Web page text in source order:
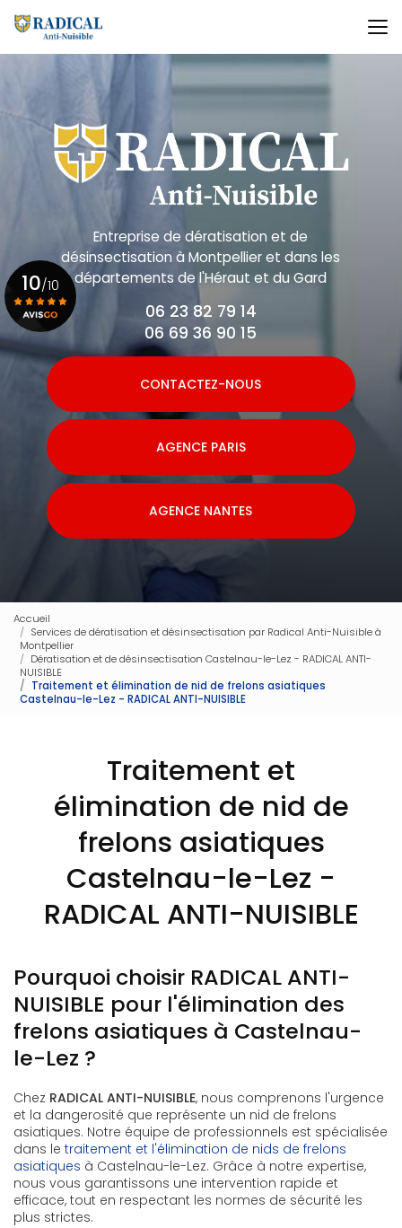
au
contenu
principal
Entreprise de dératisation et de
désinsectisationà Montpellier et dans les
départements de l'Héraut et du Gard
06 23 82 79 14
06 69 36 90 15
CONTACTEZ-NOUS
AGENCE PARIS
AGENCE NANTES
10/10
Voir le certificat
Accueil
Services de dératisation et désinsectisation par Radical Anti-Nuisible à
Montpellier
Dératisation et de désinsectisation Castelnau-le-Lez - RADICAL ANTI-
NUISIBLE
Traitement et élimination de nid de frelons asiatiques
Castelnau-le-Lez - RADICAL ANTI-NUISIBLE
Traitement et
élimination de nid de
frelons asiatiques
Castelnau-le-Lez -
RADICAL ANTI-NUISIBLE
Pourquoi choisir RADICAL ANTI-
NUISIBLE pour l'élimination des
frelons asiatiques à Castelnau-
le-Lez ?
Chez RADICAL ANTI-NUISIBLE, nous comprenons l'urgence
et la dangerosité que représente un nid de frelons
asiatiques. Notre équipe de professionnels est spécialisée
dans le traitement et l'élimination de nids de frelons
asiatiques à Castelnau-le-Lez. Grâce à notre expertise,
nous vous garantissons une intervention rapide et
efficace, tout en respectant les normes de sécurité les
plus strictes.